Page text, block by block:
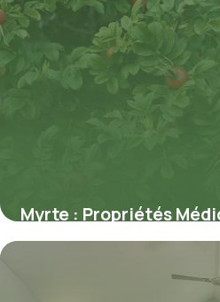
Myrte : Propriétés
11 juillet 2026